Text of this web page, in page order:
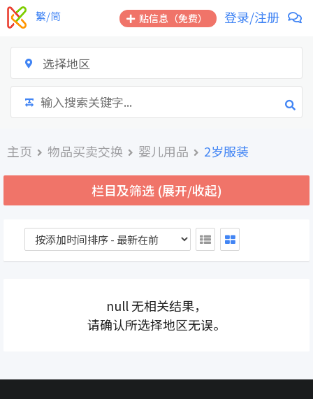
跳
到
贴信息（免费） 登录/注册
繁/简
选择地区
主页 物品买卖交换 婴儿用品 2岁服装
栏目及筛选 (展开/收起)
null 无相关结果，
请确认所选择地区无误。